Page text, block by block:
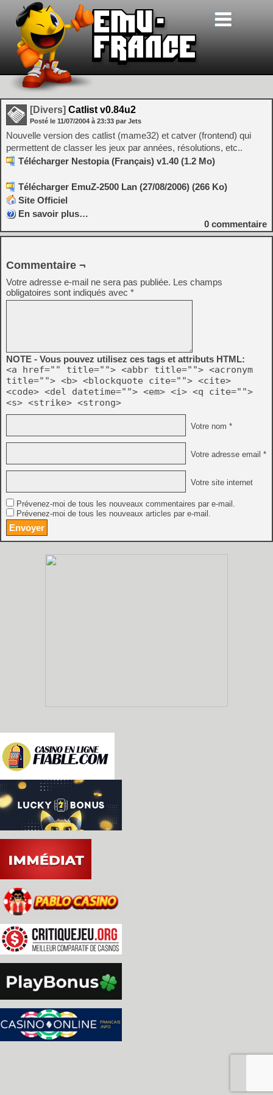
[Divers] Catlist v0.84u2
Posté le 11/07/2004 à 23:33 par Jets
Nouvelle version des catlist (mame32) et catver (frontend) qui
permettent de classer les jeux par années, résolutions, etc..
Télécharger Nestopia (Français) v1.40 (1.2 Mo)
Télécharger EmuZ-2500 Lan (27/08/2006) (266 Ko)
Site Officiel
En savoir plus…
0 commentaire
Commentaire ¬
Votre adresse e-mail ne sera pas publiée. Les champs
obligatoires sont indiqués avec *
NOTE - Vous pouvez utilisez ces tags et attributs HTML:
<a href="" title=""> <abbr title=""> <acronym
title=""> <b> <blockquote cite=""> <cite>
<code> <del datetime=""> <em> <i> <q cite="">
<s> <strike> <strong>
Votre nom *
Votre adresse email *
Votre site internet
Prévenez-moi de tous les nouveaux commentaires par e-mail.
Prévenez-moi de tous les nouveaux articles par e-mail.